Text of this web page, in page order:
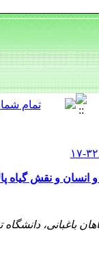
و نقش گیاه
باغبانی،